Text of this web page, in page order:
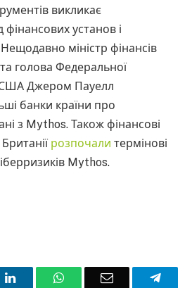
викликає
установ і
міністр фінансів
голова Федеральної
США Джером Пауелл
банки країни про
з Mythos. Також фінансові
розпочали термінові
Mythos.
LinkedInWhatsAppEmail